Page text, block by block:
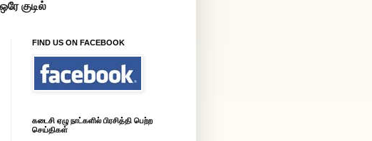
FIND US ON FACEBOOK
கடைசி ஏழு நாட்களில் பிரசித்தி பெற்ற
செய்திகள்